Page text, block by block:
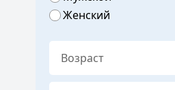
Женский